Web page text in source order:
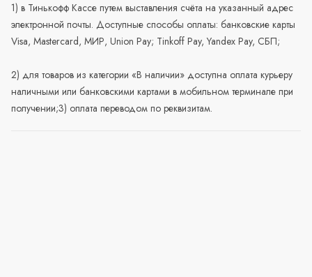
1) в Тинькофф Кассе путем выставления счёта на указанный адрес
электронной почты. Доступные способы оплаты: банковские карты
Visa, Mastercard, МИР, Union Pay; Tinkoff Pay, Yandex Pay, СБП;
2) для товаров из категории «В наличии» доступна оплата курьеру
наличными или банковскими картами в мобильном терминале при
получении;3) оплата переводом по реквизитам.